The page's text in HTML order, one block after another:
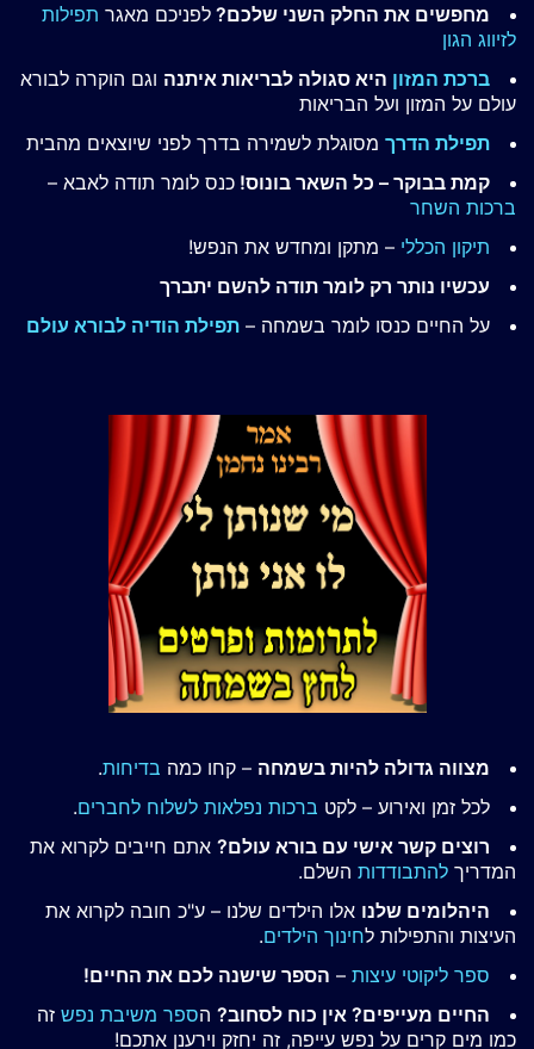
מחפשים את החלק השני שלכם? לפניכם מאגר תפילות
לזיווג הגון
ברכת המזון היא סגולה לבריאות איתנה וגם הוקרה לבורא
עולם על המזון ועל הבריאות
תפילת הדרך מסוגלת לשמירה בדרך לפני שיוצאים מהבית
קמת בבוקר – כל השאר בונוס! כנס לומר תודה לאבא –
ברכות השחר
תיקון הכללי – מתקן ומחדש את הנפש!
עכשיו נותר רק לומר תודה להשם יתברך
על החיים כנסו לומר בשמחה – תפילת הודיה לבורא עולם
מצווה גדולה להיות בשמחה – קחו כמה בדיחות.
לכל זמן ואירוע – לקט ברכות נפלאות לשלוח לחברים.
רוצים קשר אישי עם בורא עולם? אתם חייבים לקרוא את
המדריך להתבודדות השלם.
היהלומים שלנו אלו הילדים שלנו – ע"כ חובה לקרוא את
העיצות והתפילות לחינוך הילדים.
ספר ליקוטי עיצות – הספר שישנה לכם את החיים!
החיים מעייפים? אין כוח לסחוב? הספר משיבת נפש זה
כמו מים קרים על נפש עייפה, זה יחזק וירענן אתכם!